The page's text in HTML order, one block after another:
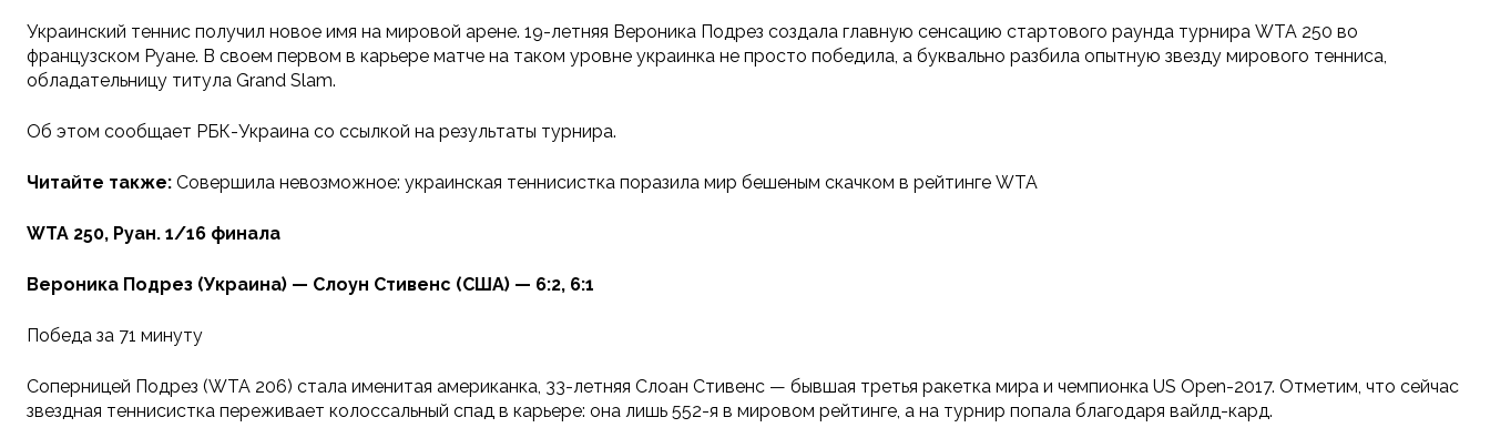
Украинский теннис получил новое имя на мировой арене. 19-летняя Вероника Подрез создала главную сенсацию стартового раунда турнира WTA 250 во
французском Руане. В своем первом в карьере матче на таком уровне украинка не просто победила, а буквально разбила опытную звезду мирового тенниса,
обладательницу титула Grand Slam.
Об этом сообщает РБК-Украина со ссылкой на результаты турнира.
Читайте также: Совершила невозможное: украинская теннисистка поразила мир бешеным скачком в рейтинге WTA
WTA 250, Руан. 1/16 финала
Вероника Подрез (Украина) — Слоун Стивенс (США) — 6:2, 6:1
Победа за 71 минуту
Соперницей Подрез (WTA 206) стала именитая американка, 33-летняя Слоан Стивенс — бывшая третья ракетка мира и чемпионка US Open-2017. Отметим, что сейчас
звездная теннисистка переживает колоссальный спад в карьере: она лишь 552-я в мировом рейтинге, а на турнир попала благодаря вайлд-кард.